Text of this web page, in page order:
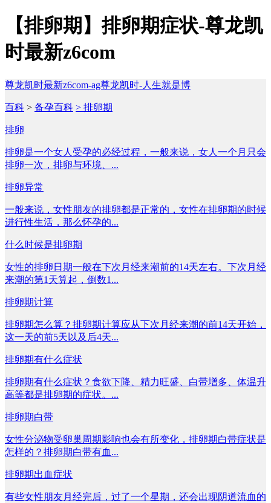
【排卵期】排卵期症状-尊龙凯
时最新z6com
尊龙凯时最新z6com-ag尊龙凯时-人生就是博
百科 > 备孕百科 > 排卵期
排卵
排卵是一个女人受孕的必经过程，一般来说，女人一个月只会
排卵一次，排卵与环境、...
排卵异常
一般来说，女性朋友的排卵都是正常的，女性在排卵期的时候
进行性生活，那么怀孕的...
什么时候是排卵期
女性的排卵日期一般在下次月经来潮前的14天左右。下次月经
来潮的第1天算起，倒数1...
排卵期计算
排卵期怎么算？排卵期计算应从下次月经来潮的前14天开始，
这一天的前5天以及后4天...
排卵期有什么症状
排卵期有什么症状？食欲下降、精力旺盛、白带增多、体温升
高等都是排卵期的症状。...
排卵期白带
女性分泌物受卵巢周期影响也会有所变化，排卵期白带症状是
怎样的？排卵期白带有血...
排卵期出血症状
有些女性朋友月经完后，过了一个星期，还会出现阴道流血的